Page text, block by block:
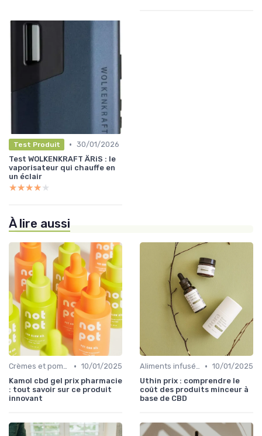
Test Produit • 30/01/2026
Test WOLKENKRAFT ÄRiS : le
vaporisateur qui chauffe en
un éclair
★★★★★
★★★★★
À lire aussi
Crèmes et pommades • 10/01/2025
Kamol cbd gel prix pharmacie
: tout savoir sur ce produit
innovant
Aliments infusés au CBD • 10/01/2025
Uthin prix : comprendre le
coût des produits minceur à
base de CBD